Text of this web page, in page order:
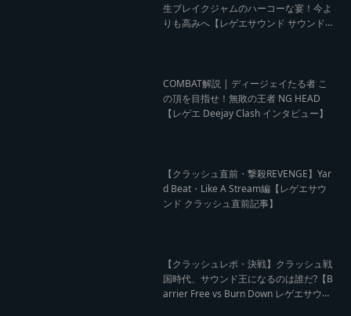
生ブレイクジャムのハーコーな宴！今よ
りも高みへ【レゲエサウンド サウンドセ
COMBAT解説 | ディージェイたる者 こ
の頂を目指せ！無敗の王者 NG HEAD
【レゲエ Deejay Clash インタビュー】
【クラッシュ直前・撃殺REVENGE】Yar
d Beat・Like A Stream編【レゲエサウ
ンド クラッシュ直前記事】
【クラッシュレポ・決戦】クラッシュ戦
国時代、サウンド王になるのは誰だ?【B
arrier Free vs Burn Down レゲエサウン